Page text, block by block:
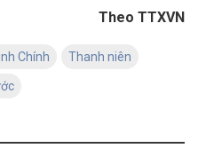
Theo TTXVN
Chính Thanh niên